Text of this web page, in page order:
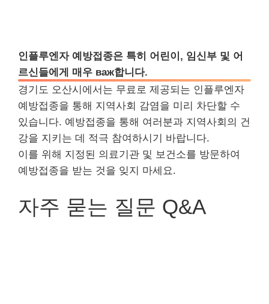
인플루엔자 예방접종은 특히 어린이, 임신부 및 어
르신들에게 매우 важ합니다.
경기도 오산시에서는 무료로 제공되는 인플루엔자
예방접종을 통해 지역사회 감염을 미리 차단할 수
있습니다. 예방접종을 통해 여러분과 지역사회의 건
강을 지키는 데 적극 참여하시기 바랍니다.
이를 위해 지정된 의료기관 및 보건소를 방문하여
예방접종을 받는 것을 잊지 마세요.
자주 묻는 질문 Q&A